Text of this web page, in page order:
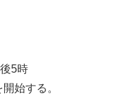
5時
始する。